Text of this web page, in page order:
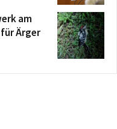
am
Ärger